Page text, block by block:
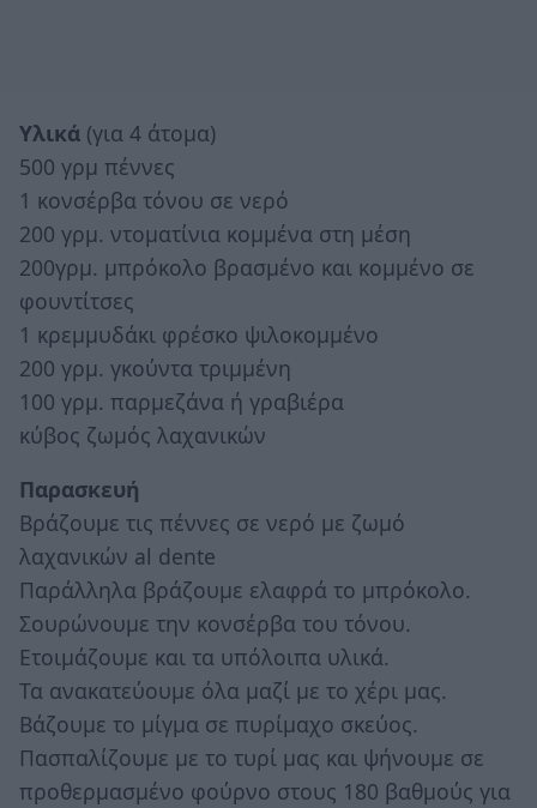
Υλικά (για 4 άτομα)
500 γρμ πέννες
1 κονσέρβα τόνου σε νερό
200 γρμ. ντοματίνια κομμένα στη μέση
200γρμ. μπρόκολο βρασμένο και κομμένο σε
φουντίτσες
1 κρεμμυδάκι φρέσκο ψιλοκομμένο
200 γρμ. γκούντα τριμμένη
100 γρμ. παρμεζάνα ή γραβιέρα
κύβος ζωμός λαχανικών
Παρασκευή
Βράζουμε τις πέννες σε νερό με ζωμό
λαχανικών al dente
Παράλληλα βράζουμε ελαφρά το μπρόκολο.
Σουρώνουμε την κονσέρβα του τόνου.
Ετοιμάζουμε και τα υπόλοιπα υλικά.
Τα ανακατεύουμε όλα μαζί με το χέρι μας.
Βάζουμε το μίγμα σε πυρίμαχο σκεύος.
Πασπαλίζουμε με το τυρί μας και ψήνουμε σε
προθερμασμένο φούρνο στους 180 βαθμούς για